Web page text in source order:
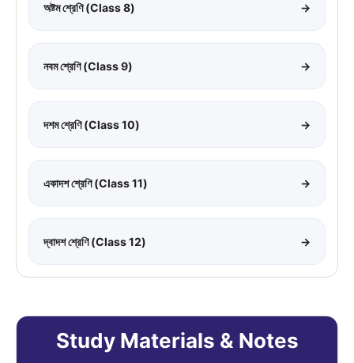
অষ্টম শ্রেণি (Class 8) →
নবম শ্রেণি (Class 9) →
দশম শ্রেণি (Class 10) →
একাদশ শ্রেণি (Class 11) →
দ্বাদশ শ্রেণি (Class 12) →
Study Materials & Notes